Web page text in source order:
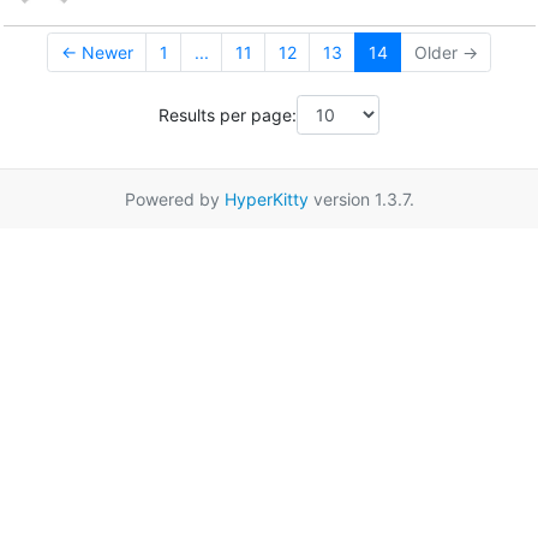
← Newer 1 ... 11 12 13 14 Older →
Results per page:
Powered by HyperKittyversion 1.3.7.